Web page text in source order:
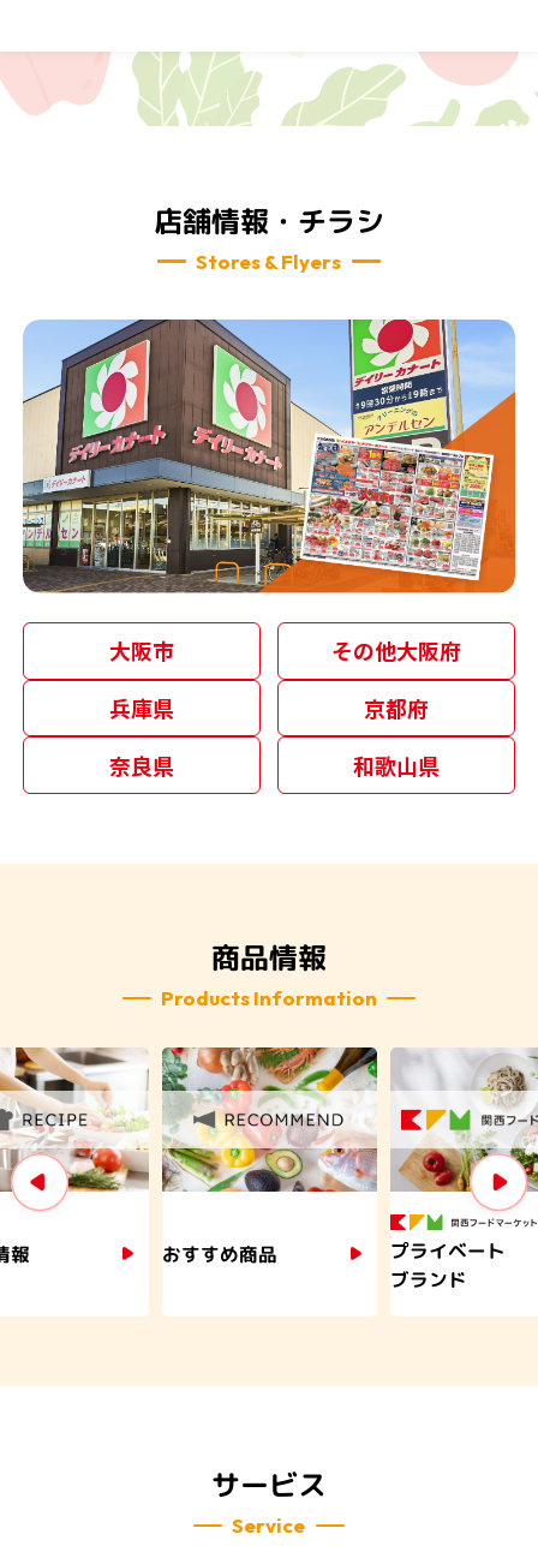
店舗情報・チラシ
Stores & Flyers
大阪市
その他大阪府
兵庫県
京都府
奈良県
和歌山県
商品情報
Products Information
報 おすすめ商品 プライベート
ブランド
サービス
Service